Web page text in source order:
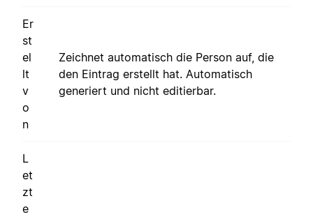
Er
st
el
lt
v
o
n
Zeichnet automatisch die Person auf, die
den Eintrag erstellt hat. Automatisch
generiert und nicht editierbar.
L
et
zt
e